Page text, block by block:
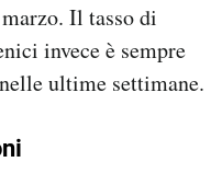
Il tasso di
invece è sempre
ultime settimane.